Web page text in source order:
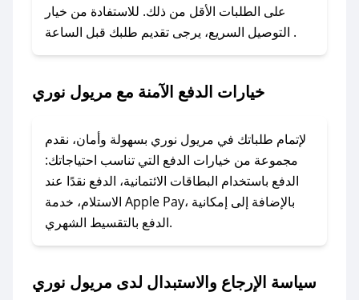
### كيفية استخدام كود خصم مريول نوري؟
1. انسخ كود الخصم من تطبيق صحصح.
2. الصقه في خانة الدفع عند التسوق من مريول
لا تقلق! يمكنك التواصل مع فريق دعم صحصح عبر
الرسائل الخاصة على تويتر أو البريد الإلكتروني،
وسنقوم بحل المشكلة في أسرع وقت ممكن.
### ماذا أفعل إذا لم أجد كود خصم لمتجري
المفضل؟
مراسلتنا مباشرة وسنعمل على توفير الكوبونات في
على الطلبات الأقل من ذلك. للاستفادة من خيار
التوصيل السريع، يرجى تقديم طلبك قبل الساعة .
خيارات الدفع الآمنة مع مريول نوري
لإتمام طلباتك في مريول نوري بسهولة وأمان، نقدم
مجموعة من خيارات الدفع التي تناسب احتياجاتك:
الدفع باستخدام البطاقات الائتمانية، الدفع نقدًا عند
الاستلام، خدمة Apple Pay، بالإضافة إلى إمكانية
الدفع بالتقسيط الشهري.
سياسة الإرجاع والاستبدال لدى مريول نوري